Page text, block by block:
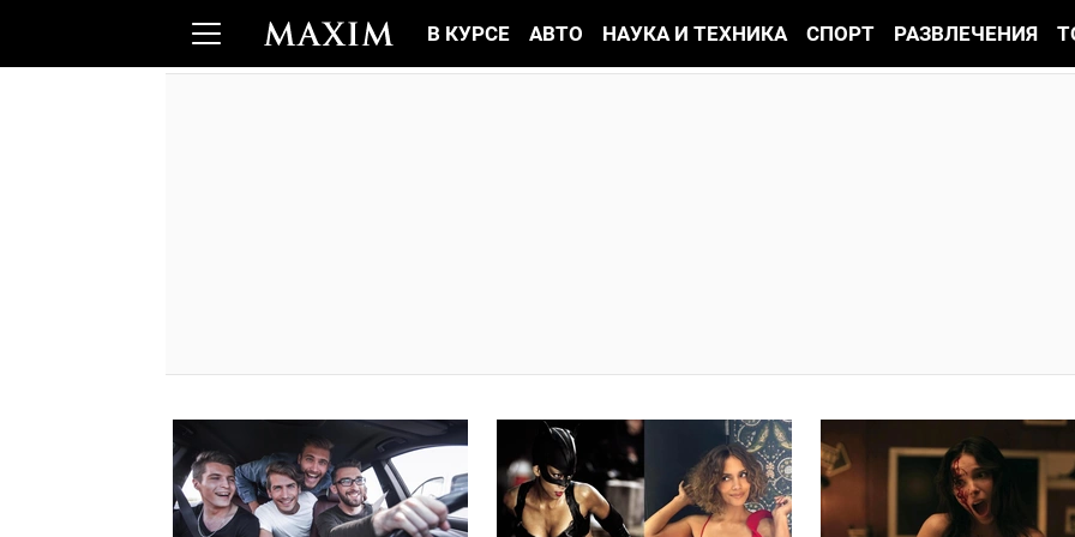
В КУРСЕ АВТО НАУКА И ТЕХНИКА СПОРТ РАЗВЛЕЧЕНИЯ